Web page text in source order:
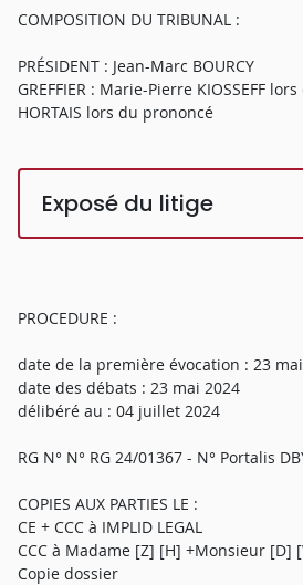
COMPOSITION DU TRIBUNAL :
PRÉSIDENT : Jean-Marc BOURCY
GREFFIER : Marie-Pierre KIOSSEFF
HORTAIS lors du prononcé
Exposé du litige
PROCEDURE :
date de la première évocation : 23
date des débats : 23 mai 2024
délibéré au : 04 juillet 2024
RG N° N° RG 24/01367 - N° Portalis
COPIES AUX PARTIES LE :
CE + CCC à IMPLID LEGAL
CCC à Madame [Z] [H] +Monsieur [D]
Copie dossier